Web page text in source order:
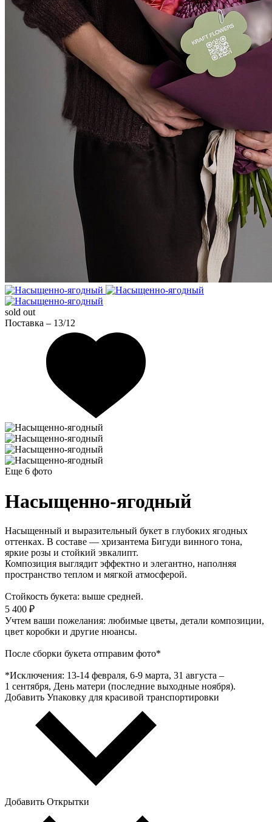
sold out
Поставка – 13/12
Еще 6 фото
Насыщенно-ягодный
Насыщенный и выразительный букет в глубоких ягодных
оттенках. В составе — хризантема Бигуди винного тона,
яркие розы и стойкий эвкалипт.
Композиция выглядит эффектно и элегантно, наполняя
пространство теплом и мягкой атмосферой.
Стойкость букета: выше средней.
5 400 ₽
Учтем ваши пожелания: любимые цветы, детали композиции,
цвет коробки и другие нюансы.
После сборки букета отправим фото*
*Исключения: 13‑14 февраля, 6‑9 марта, 31 августа –
1 сентября, День матери (последние выходные ноября).
Добавить Упаковку для красивой транспортировки
Добавить Открытки